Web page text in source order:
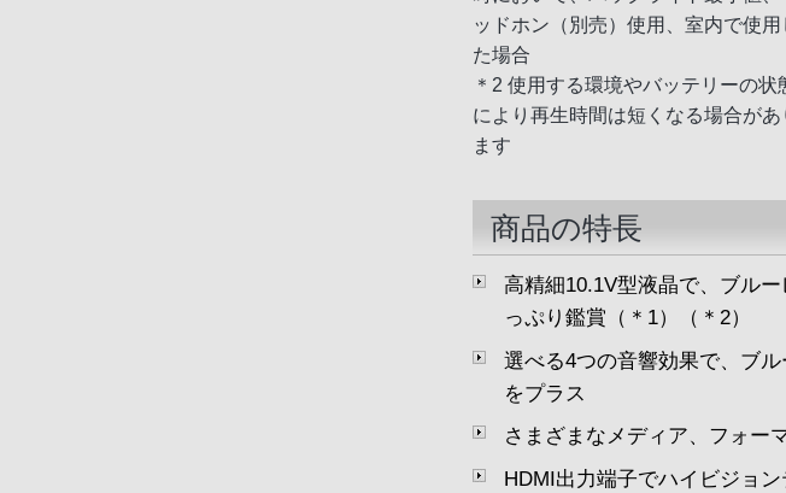
ッドホン（別売）使用、室内で使用
た場合
＊2 使用する環境やバッテリーの状
により再生時間は短くなる場合があ
ます
商品の特長
高精細10.1V型液晶で、ブル
っぷり鑑賞（＊1）（＊2）
選べる4つの音響効果で、ブ
をプラス
さまざまなメディア、フォー
HDMI出力端子でハイビジョ